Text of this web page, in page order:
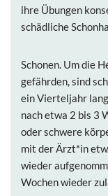
ihre Übungen
schädliche
Schonen. Um die
gefährden, sind
ein Vierteljahr
nach etwa 2 bis 3
oder schwere
mit der Ärzt*in
wieder
Wochen wieder